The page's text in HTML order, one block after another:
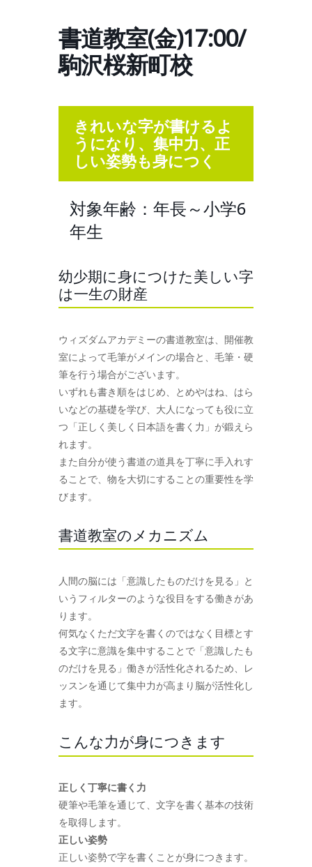
書道教室(金)17:00/
駒沢桜新町校
きれいな字が書けるよ
うになり、集中力、正
しい姿勢も身につく
対象年齢：年長～小学6
年生
幼少期に身につけた美しい字
は一生の財産
ウィズダムアカデミーの書道教室は、開催教
室によって毛筆がメインの場合と、毛筆・硬
筆を行う場合がございます。
いずれも書き順をはじめ、とめやはね、はら
いなどの基礎を学び、大人になっても役に立
つ「正しく美しく日本語を書く力」が鍛えら
れます。
また自分が使う書道の道具を丁寧に手入れす
ることで、物を大切にすることの重要性を学
びます。
書道教室のメカニズム
人間の脳には「意識したものだけを見る」と
いうフィルターのような役目をする働きがあ
ります。
何気なくただ文字を書くのではなく目標とす
る文字に意識を集中することで「意識したも
のだけを見る」働きが活性化されるため、レ
ッスンを通じて集中力が高まり脳が活性化し
ます。
こんな力が身につきます
正しく丁寧に書く力
硬筆や毛筆を通じて、文字を書く基本の技術
を取得します。
正しい姿勢
正しい姿勢で字を書くことが身につきます。